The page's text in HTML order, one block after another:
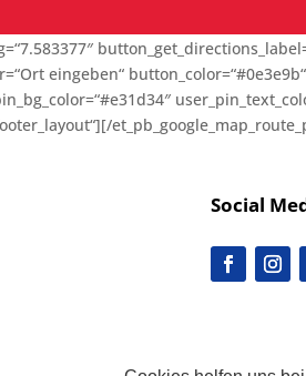
eingeben“ button_color=“#0e3e9b“
[/
Social